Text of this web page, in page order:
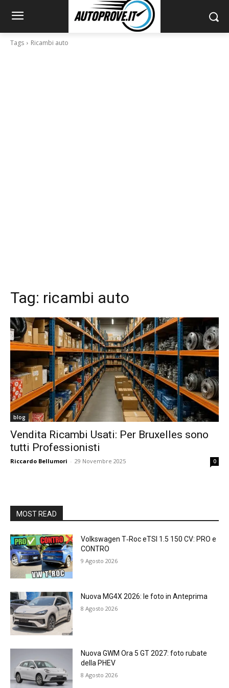
Tags Ricambi auto
Tag: ricambi auto
blog
Vendita Ricambi Usati: Per Bruxelles sono
tutti Professionisti
Riccardo Bellumori - 29 Novembre 2025 0
MOST READ
Volkswagen T‑Roc eTSI 1.5 150 CV: PRO e
CONTRO
9 Agosto 2026
Nuova MG4X 2026: le foto in Anteprima
8 Agosto 2026
Nuova GWM Ora 5 GT 2027: foto rubate
della PHEV
8 Agosto 2026